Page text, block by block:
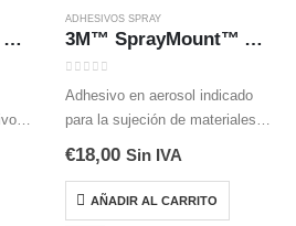
3M™ PhotoMount™ Adhesivo en Spray, 1 bote de 400 ml
ADHESIVOS SPRAY
3M™ SprayMount™ Adhesivo en Spray
Adhesivo en aerosol indicado
para la sujeción de materiales
prolongado de pegajosidad, las
uniones son reposicionables
durante las dos primeras horas
€18,00 Sin IVA
AÑADIR AL CARRITO